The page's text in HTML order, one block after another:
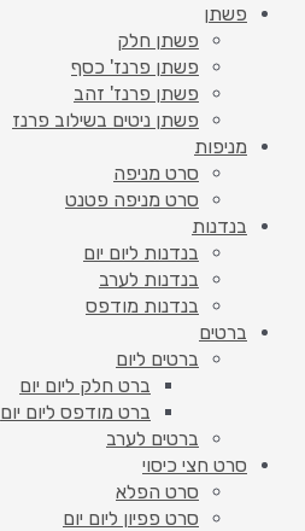
פשתן
פשתן חלק
פשתן פרנז' כסף
פשתן פרנז' זהב
פשתן ניטים בשילוב פרנז
מניפות
סרט מניפה
סרט מניפה פטנט
בנדנות
בנדנות ליום יום
בנדנות לערב
בנדנות מודפס
ברטים
ברטים ליום
ברט חלק ליום יום
ברט מודפס ליום יום
ברטים לערב
סרט חצי כיסוי
סרט הפלא
סרט פפיון ליום יום